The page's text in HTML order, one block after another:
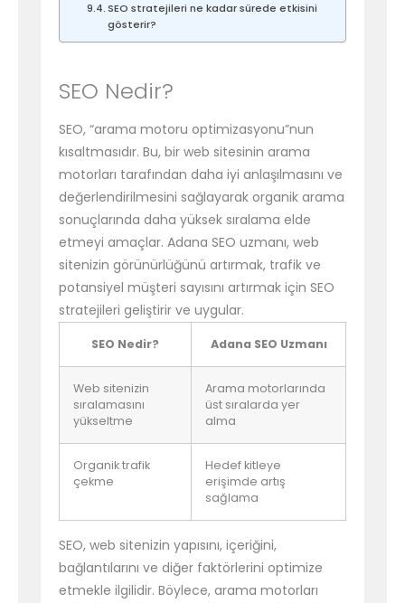
SEO stratejileri ne kadar sürede etkisini
gösterir?
SEO Nedir?
SEO, “arama motoru optimizasyonu”nun
kısaltmasıdır. Bu, bir web sitesinin arama
motorları tarafından daha iyi anlaşılmasını ve
değerlendirilmesini sağlayarak organik arama
sonuçlarında daha yüksek sıralama elde
etmeyi amaçlar. Adana SEO uzmanı, web
sitenizin görünürlüğünü artırmak, trafik ve
potansiyel müşteri sayısını artırmak için SEO
stratejileri geliştirir ve uygular.
SEO Nedir? Adana SEO Uzmanı
Web sitenizin
sıralamasını
yükseltme
Arama motorlarında
üst sıralarda yer
alma
Organik trafik
çekme
Hedef kitleye
erişimde artış
sağlama
SEO, web sitenizin yapısını, içeriğini,
bağlantılarını ve diğer faktörlerini optimize
etmekle ilgilidir. Böylece, arama motorları